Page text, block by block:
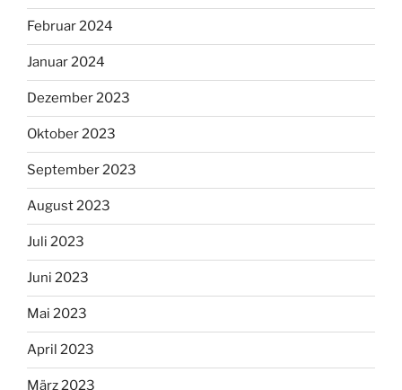
Februar 2024
Januar 2024
Dezember 2023
Oktober 2023
September 2023
August 2023
Juli 2023
Juni 2023
Mai 2023
April 2023
März 2023